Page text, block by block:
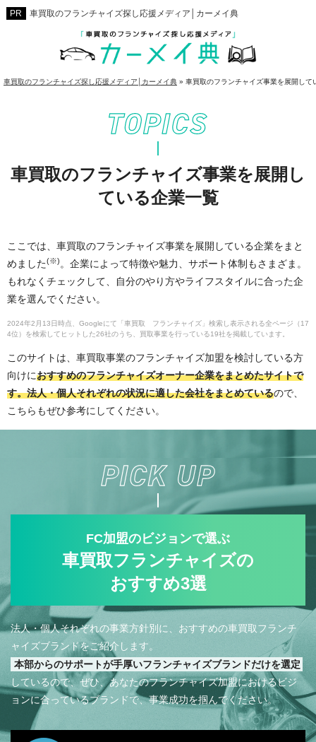
車買取のフランチャイズ探し応援メディア│カーメイ典
車買取のフランチャイズ探し応援メディア│カーメイ典 » 車買取のフランチャイズ事業を展開して
車買取のフランチャイズ事業を展開し
ている企業一覧
ここでは、車買取のフランチャイズ事業を展開している企業をまと
めました(※) 。企業によって特徴や魅力、サポート体制もさまざま。
もれなくチェックして、自分のやり方やライフスタイルに合った企
業を選んでください。
2024年2月13日時点、Googleにて「車買取 フランチャイズ」検索し表示される全ページ（17
4位）を検索してヒットした26社のうち、買取事業を行っている19社を掲載しています。
このサイトは、車買取事業のフランチャイズ加盟を検討している方
向けにおすすめのフランチャイズオーナー企業をまとめたサイトで
す。法人・個人それぞれの状況に適した会社をまとめているので、
こちらもぜひ参考にしてください。
FC加盟のビジョンで選ぶ
車買取フランチャイズの
おすすめ3選
法人・個人それぞれの事業方針別に、おすすめの車買取フランチ
ャイズブランドをご紹介します。
本部からのサポートが手厚いフランチャイズブランドだけを選定
しているので、ぜひ、あなたのフランチャイズ加盟におけるビジ
ョンに合っているブランドで、事業成功を掴んでください。